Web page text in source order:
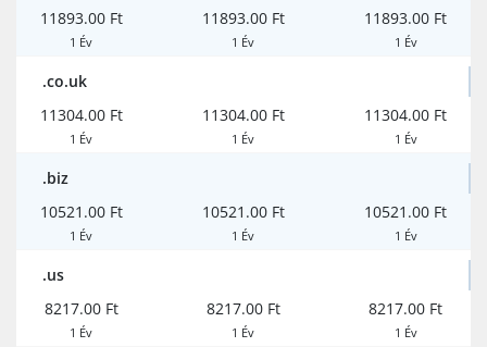
11893.00 Ft
1 Év
11893.00 Ft
1 Év
11893.00 Ft
1 Év
.co.uk
11304.00 Ft
1 Év
11304.00 Ft
1 Év
11304.00 Ft
1 Év
.biz
10521.00 Ft
1 Év
10521.00 Ft
1 Év
10521.00 Ft
1 Év
.us
8217.00 Ft
1 Év
8217.00 Ft
1 Év
8217.00 Ft
1 Év